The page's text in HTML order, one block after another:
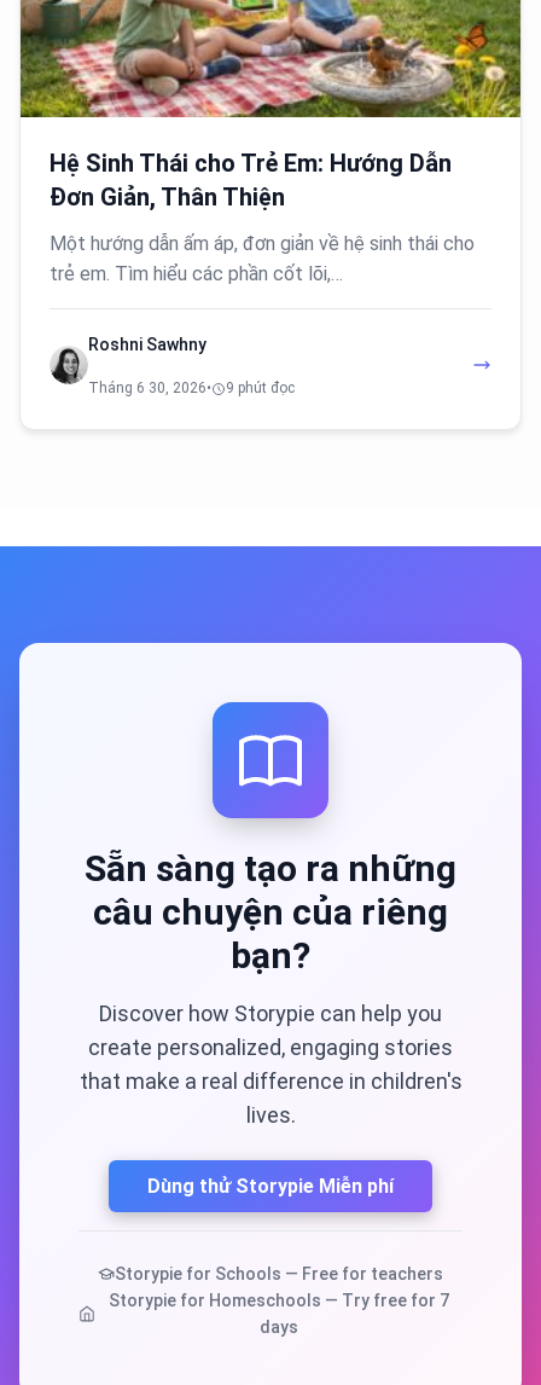
Hệ Sinh Thái cho Trẻ Em: Hướng Dẫn
Đơn Giản, Thân Thiện
Một hướng dẫn ấm áp, đơn giản về hệ sinh thái cho
trẻ em. Tìm hiểu các phần cốt lõi,…
Roshni Sawhny
Tháng 6 30, 2026• 9 phút đọc
Sẵn sàng tạo ra những
câu chuyện của riêng
bạn?
Discover how Storypie can help you
create personalized, engaging stories
that make a real difference in children's
lives.
Dùng thử Storypie Miễn phí
Storypie for Schools — Free for teachers
Storypie for Homeschools — Try free for 7
days